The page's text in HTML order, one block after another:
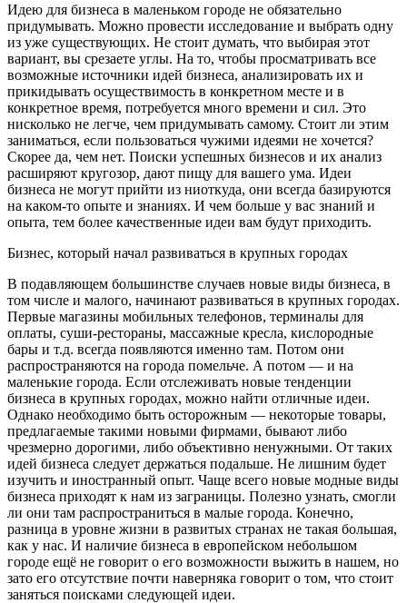
Идею для бизнеса в маленьком городе не обязательно
придумывать. Можно провести исследование и выбрать одну
из уже существующих. Не стоит думать, что выбирая этот
вариант, вы срезаете углы. На то, чтобы просматривать все
возможные источники идей бизнеса, анализировать их и
прикидывать осуществимость в конкретном месте и в
конкретное время, потребуется много времени и сил. Это
нисколько не легче, чем придумывать самому. Стоит ли этим
заниматься, если пользоваться чужими идеями не хочется?
Скорее да, чем нет. Поиски успешных бизнесов и их анализ
расширяют кругозор, дают пищу для вашего ума. Идеи
бизнеса не могут прийти из ниоткуда, они всегда базируются
на каком-то опыте и знаниях. И чем больше у вас знаний и
опыта, тем более качественные идеи вам будут приходить.
Бизнес, который начал развиваться в крупных городах
В подавляющем большинстве случаев новые виды бизнеса, в
том числе и малого, начинают развиваться в крупных городах.
Первые магазины мобильных телефонов, терминалы для
оплаты, суши-рестораны, массажные кресла, кислородные
бары и т.д. всегда появляются именно там. Потом они
распространяются на города помельче. А потом — и на
маленькие города. Если отслеживать новые тенденции
бизнеса в крупных городах, можно найти отличные идеи.
Однако необходимо быть осторожным — некоторые товары,
предлагаемые такими новыми фирмами, бывают либо
чрезмерно дорогими, либо объективно ненужными. От таких
идей бизнеса следует держаться подальше. Не лишним будет
изучить и иностранный опыт. Чаще всего новые модные виды
бизнеса приходят к нам из заграницы. Полезно узнать, смогли
ли они там распространиться в малые города. Конечно,
разница в уровне жизни в развитых странах не такая большая,
как у нас. И наличие бизнеса в европейском небольшом
городе ещё не говорит о его возможности выжить в нашем, но
зато его отсутствие почти наверняка говорит о том, что стоит
заняться поисками следующей идеи.